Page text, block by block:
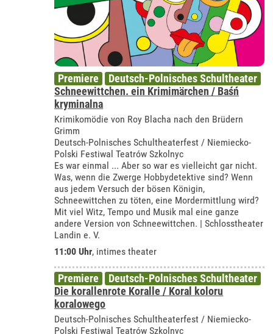
Premiere
Deutsch-Polnisches Schultheater
Schneewittchen. ein Krimimärchen / Baśń
kryminalna
Krimikomödie von Roy Blacha nach den Brüdern
Grimm
Deutsch-Polnisches Schultheaterfest / Niemiecko-
Polski Festiwal Teatrów Szkolnyc
Es war einmal ... Aber so war es vielleicht gar nicht.
Was, wenn die Zwerge Hobbydetektive sind? Wenn
aus jedem Versuch der bösen Königin,
Schneewittchen zu töten, eine Mordermittlung wird?
Mit viel Witz, Tempo und Musik mal eine ganze
andere Version von Schneewittchen. | Schlosstheater
Landin e. V.
11:00 Uhr, intimes theater
Premiere
Deutsch-Polnisches Schultheater
Die korallenrote Koralle / Koral koloru
koralowego
Deutsch-Polnisches Schultheaterfest / Niemiecko-
Polski Festiwal Teatrów Szkolnyc